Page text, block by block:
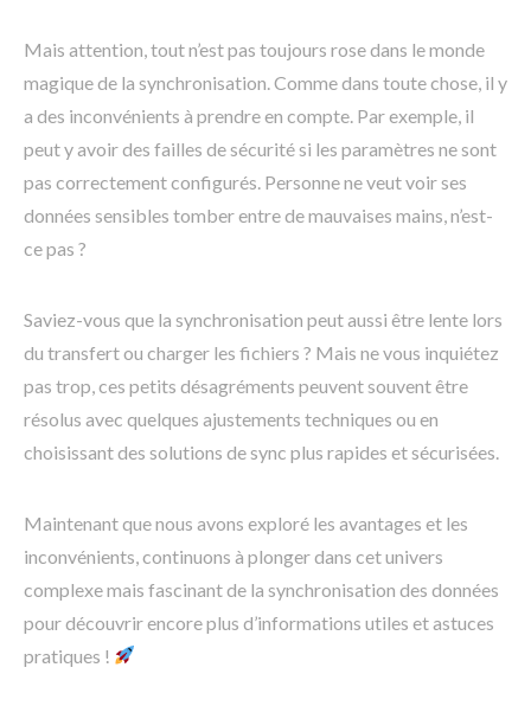
Mais attention, tout n’est pas toujours rose dans le monde
magique de la synchronisation. Comme dans toute chose, il y
a des inconvénients à prendre en compte. Par exemple, il
peut y avoir des failles de sécurité si les paramètres ne sont
pas correctement configurés. Personne ne veut voir ses
données sensibles tomber entre de mauvaises mains, n’est-
ce pas ?
Saviez-vous que la synchronisation peut aussi être lente lors
du transfert ou charger les fichiers ? Mais ne vous inquiétez
pas trop, ces petits désagréments peuvent souvent être
résolus avec quelques ajustements techniques ou en
choisissant des solutions de sync plus rapides et sécurisées.
Maintenant que nous avons exploré les avantages et les
inconvénients, continuons à plonger dans cet univers
complexe mais fascinant de la synchronisation des données
pour découvrir encore plus d’informations utiles et astuces
pratiques !